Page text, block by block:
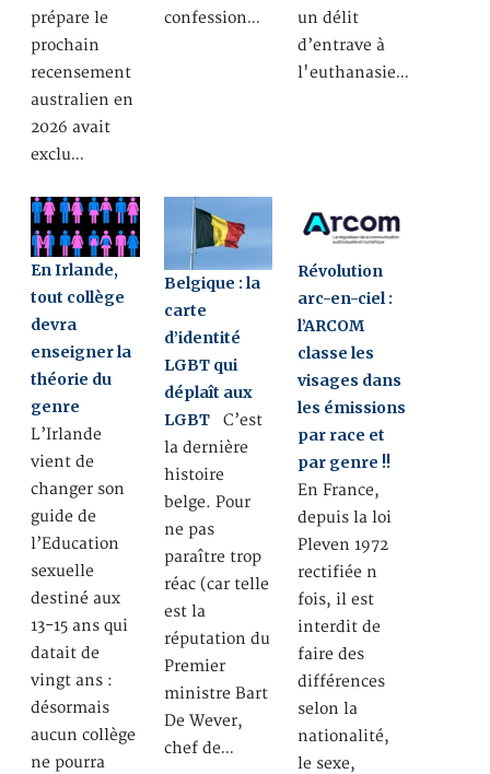
prépare le
prochain
recensement
australien en
2026 avait
exclu…
confession…
un délit
d’entrave à
l'euthanasie…
En Irlande,
tout collège
devra
enseigner la
théorie du
genre
L’Irlande
vient de
changer son
guide de
l’Education
sexuelle
destiné aux
13-15 ans qui
datait de
vingt ans :
désormais
aucun collège
ne pourra
Belgique : la
carte
d’identité
LGBT qui
déplaît aux
LGBT C’est
la dernière
histoire
belge. Pour
ne pas
paraître trop
réac (car telle
est la
réputation du
Premier
ministre Bart
De Wever,
chef de…
Révolution
arc-en-ciel :
l’ARCOM
classe les
visages dans
les émissions
par race et
par genre !!
En France,
depuis la loi
Pleven 1972
rectifiée n
fois, il est
interdit de
faire des
différences
selon la
nationalité,
le sexe,